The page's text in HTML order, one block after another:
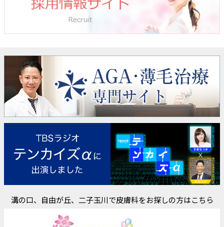
溝の口、自由が丘、二子玉川で皮膚科をお探しの方はこちら